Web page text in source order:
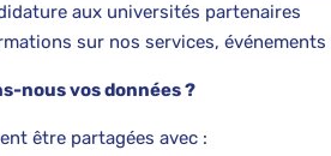
aux universités partenaires
sur nos services,
nous vos données ?
être partagées avec :